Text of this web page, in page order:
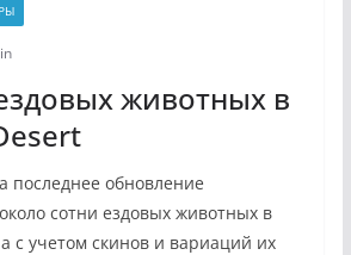
животных в
последнее обновление
сотни ездовых животных в
с учетом скинов и вариаций их